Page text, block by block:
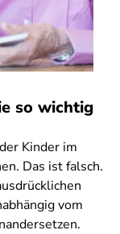
so wichtig
Kinder im
Das ist falsch.
vom